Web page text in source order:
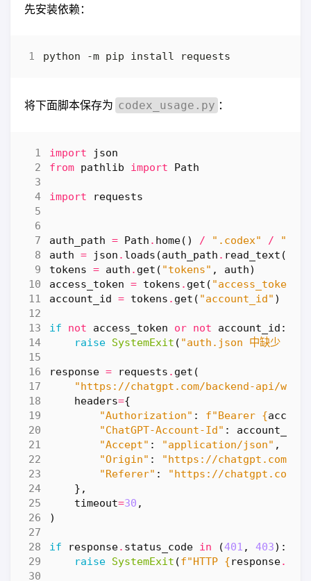
先安装依赖：
将下面脚本保存为 codex_usage.py ：
import
json
from pathlib import Path
import requests
auth_path = Path . home() / ".codex" /
auth = json . loads (auth_path . read_text (
tokens = auth . get ( "tokens" , auth)
access_token = tokens . get ( "access_token"
account_id = tokens . get ( "account_id" )
if not access_token or not account_id :
raise SystemExit ( "auth.json 中缺少
response = requests . get (
"https://chatgpt.com/backend-api/
headers={
"Authorization" : f"Bearer {
"ChatGPT-Account-Id" : account_id
"Accept" : "application/json" ,
"Origin" : "https://chatgpt.com"
"Referer" : "https://chatgpt.com/"
},
timeout=30 ,
)
if response. status_code in (401 , 403):
raise SystemExit (f"HTTP {response.